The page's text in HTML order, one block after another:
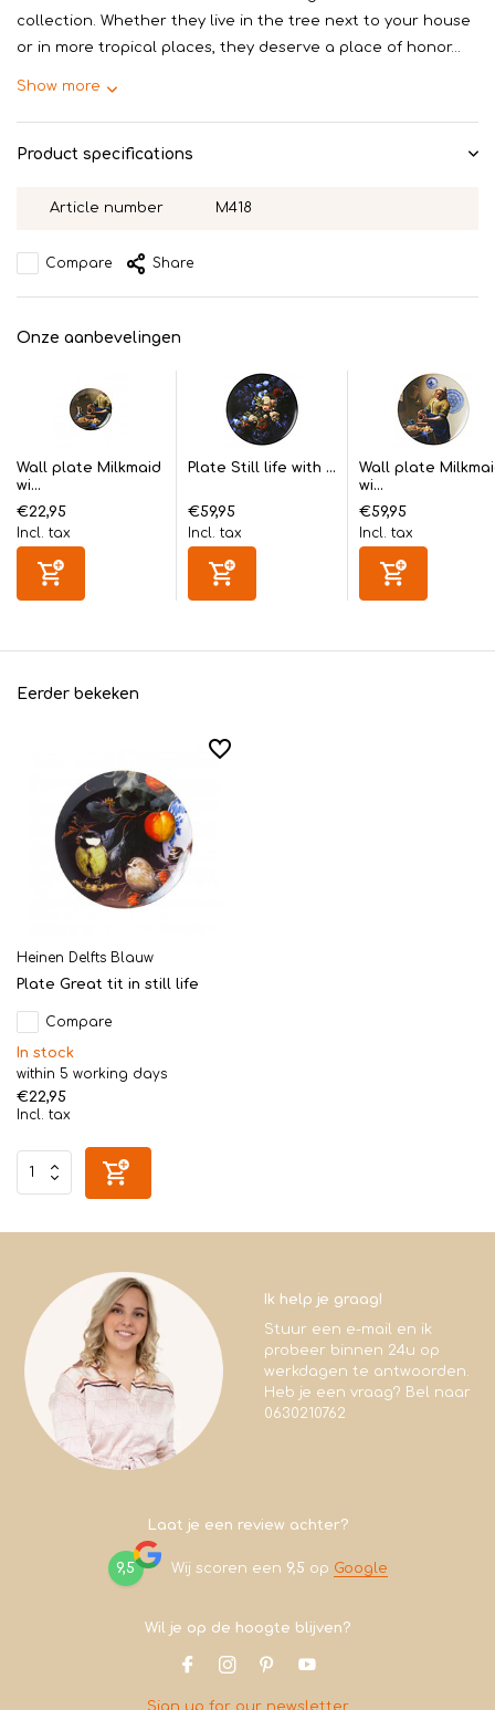
collection. Whether they live in the tree next to your house
or in more tropical places, they deserve a place of honor...
Show more
Product specifications
Article number M418
Compare Share
Onze aanbevelingen
Wall plate Milkmaid
wi...
€22,95
Incl. tax
Plate Still life with ...
€59,95
Incl. tax
Wall plate
wi...
€59,95
Incl. tax
Eerder bekeken
Heinen Delfts Blauw
Plate Great tit in still life
Compare
In stock
within 5 working days
€22,95
Incl. tax
Ik help je graag!
Stuur een e-mail en ik
probeer binnen 24u op
werkdagen te antwoorden.
Heb je een vraag? Bel naar
0630210762
Laat je een review achter?
9,5 Wij scoren een 9,5 op Google
Wil je op de hoogte blijven?